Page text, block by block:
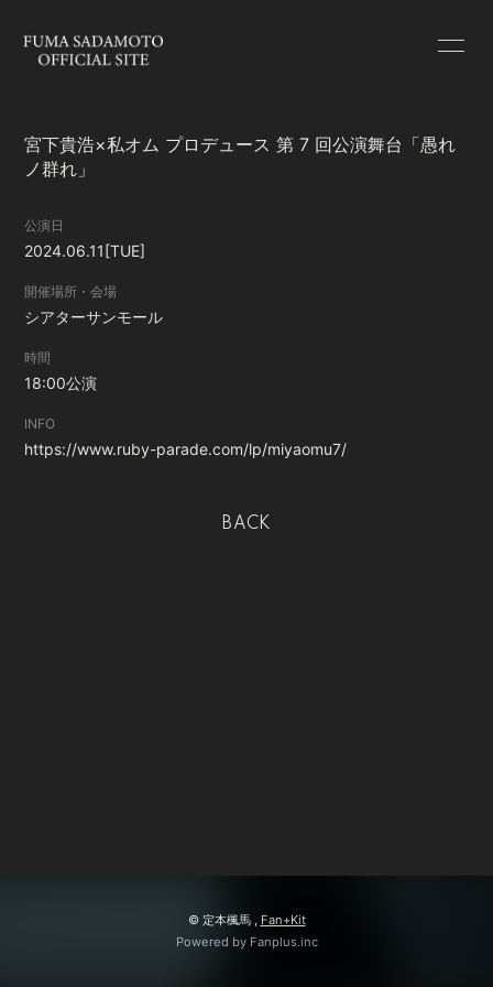
SCHEDULE PROFILE
MOVIE
宮下貴浩×私オム プロデュース 第 7 回公演舞台「愚れ
ノ群れ」
公演日
2024.06.11[TUE]
開催場所・会場
シアターサンモール
時間
18:00公演
INFO
https://www.ruby-parade.com/lp/miyaomu7/
BACK
© 定本楓馬 , Fan+Kit
Powered by Fanplus.inc